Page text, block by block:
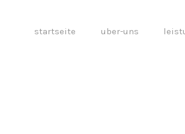
startseite uber-uns